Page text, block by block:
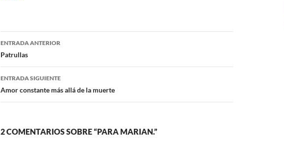
o
o
e
r
Navegación
de
entradas
ENTRADA ANTERIOR
Patrullas
ENTRADA SIGUIENTE
Amor constante más allá de la muerte
2 COMENTARIOS SOBRE “PARA MARIAN.”